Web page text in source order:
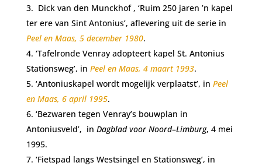
Dick van den Munckhof , ‘Ruim 250 jaren ’n kapel
ter ere van Sint Antonius’, aflevering uit de serie in
Peel en Maas, 5 december 1980.
‘Tafelronde Venray adopteert kapel St. Antonius
Stationsweg’, in Peel en Maas, 4 maart 1993.
‘Antoniuskapel wordt mogelijk verplaatst’, in Peel
en Maas, 6 april 1995.
‘Bezwaren tegen Venray’s bouwplan in
Antoniusveld’, in Dagblad voor Noord–Limburg, 4 mei
1995.
‘Fietspad langs Westsingel en Stationsweg’, in